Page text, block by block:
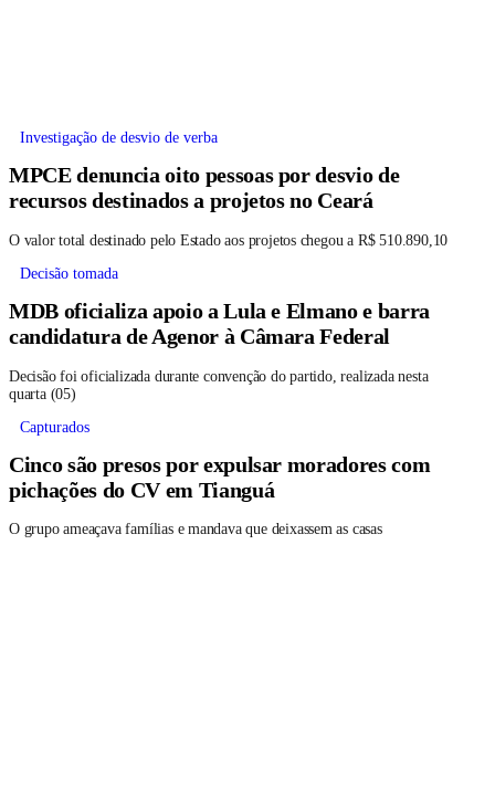
Investigação de desvio de verba
MPCE denuncia oito pessoas por desvio de
recursos destinados a projetos no Ceará
O valor total destinado pelo Estado aos projetos chegou a R$ 510.890,10
Decisão tomada
MDB oficializa apoio a Lula e Elmano e barra
candidatura de Agenor à Câmara Federal
Decisão foi oficializada durante convenção do partido, realizada nesta
quarta (05)
Capturados
Cinco são presos por expulsar moradores com
pichações do CV em Tianguá
O grupo ameaçava famílias e mandava que deixassem as casas